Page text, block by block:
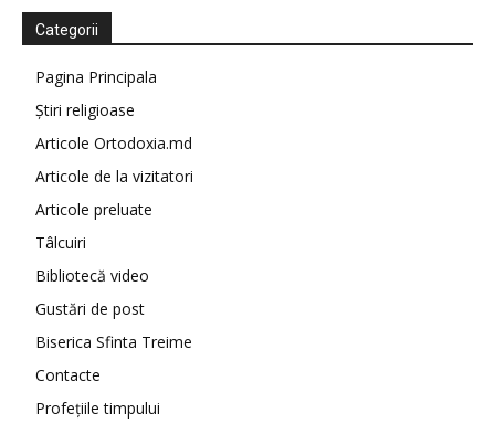
Categorii
Pagina Principala
Știri religioase
Articole Ortodoxia.md
Articole de la vizitatori
Articole preluate
Tâlcuiri
Bibliotecă video
Gustări de post
Biserica Sfinta Treime
Contacte
Profețiile timpului